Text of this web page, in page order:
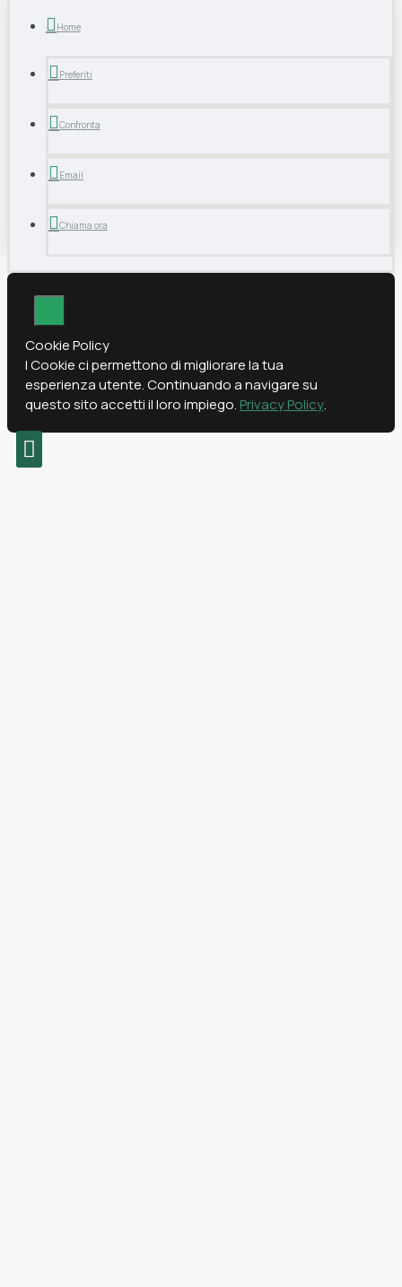
Home
Preferiti
Confronta
Email
Chiama ora
Cookie Policy
I Cookie ci permettono di migliorare la tua
esperienza utente. Continuando a navigare su
questo sito accetti il loro impiego. Privacy Policy.